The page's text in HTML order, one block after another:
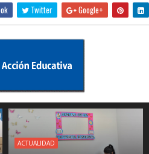
Twitter Google+
ACTUALIDAD